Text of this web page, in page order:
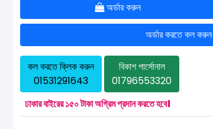
অর্ডার করুন
অর্ডার করতে কল করুন
কল করতে ক্লিক করুন
01531291643
বিকাশ পার্সোনাল
01796553320
ঢাকার বাইরের ১৫০ টাকা অগ্রিম প্রদান করতে হবে।